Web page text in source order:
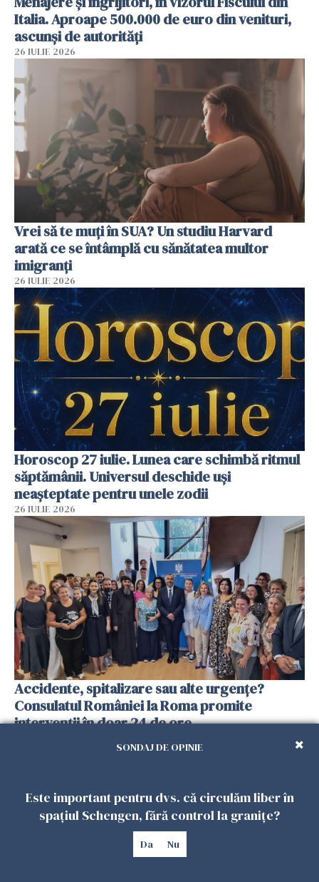
Italia. Aproape 500.000 de euro din venituri,
ascunși de autorități
26 IULIE 2026
Vrei să te muți în SUA? Un studiu Harvard
arată ce se întâmplă cu sănătatea multor
imigranți
26 IULIE 2026
Horoscop 27 iulie. Lunea care schimbă ritmul
săptămânii. Universul deschide uși
neașteptate pentru unele zodii
26 IULIE 2026
Accidente, spitalizare sau alte urgențe?
Consulatul României la Roma promite
intervenții în doar 24 de ore
SONDAJ DE OPINIE
Este important pentru dvs. că circulăm liber în
spațiul Schengen, fără control la granițe?
Da Nu